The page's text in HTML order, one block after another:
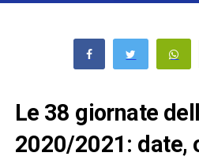
Le 38 giornate
2020/2021: date,